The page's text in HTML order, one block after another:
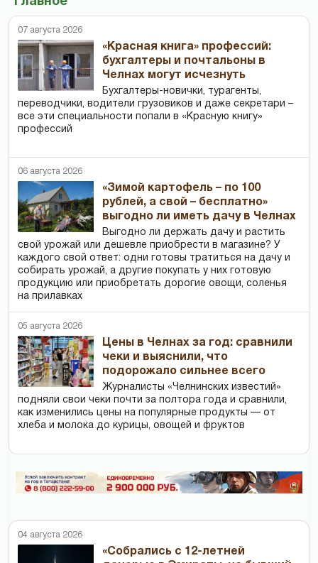
07 августа 2026
«Красная книга» профессий:
бухгалтеры и почтальоны в
Челнах могут исчезнуть
Бухгалтеры-новички, тур­агенты,
переводчики, водители грузовиков и даже секретари –
все эти специальности попали в «Красную книгу»
профессий
06 августа 2026
«Зимой картофель – по 100
рублей, а свой – бесплатно»
выгодно ли иметь дачу в Челнах
Выгодно ли держать дачу и растить
свой урожай или дешевле приобрести в магазине? У
каждого свой ответ: одни готовы тратиться на дачу и
собирать урожай, а другие покупать у них готовую
продукцию или приобретать дорогие овощи, соленья
на прилавках
05 августа 2026
Цены в Челнах за год: сравнили
чеки и выяснили, что
подорожало сильнее всего
Журналисты «Челнинских известий»
подняли свои чеки почти за полтора года и сравнили,
как изменились цены на популярные продукты — от
хлеба и молока до курицы, овощей и фруктов
04 августа 2026
«Собрались с 12-летней